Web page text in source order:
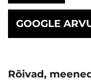
GOOGLE
Rõivad,